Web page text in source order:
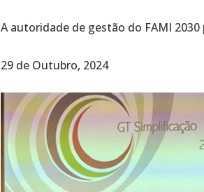
A autoridade de gestão do FAMI
29 de Outubro, 2024